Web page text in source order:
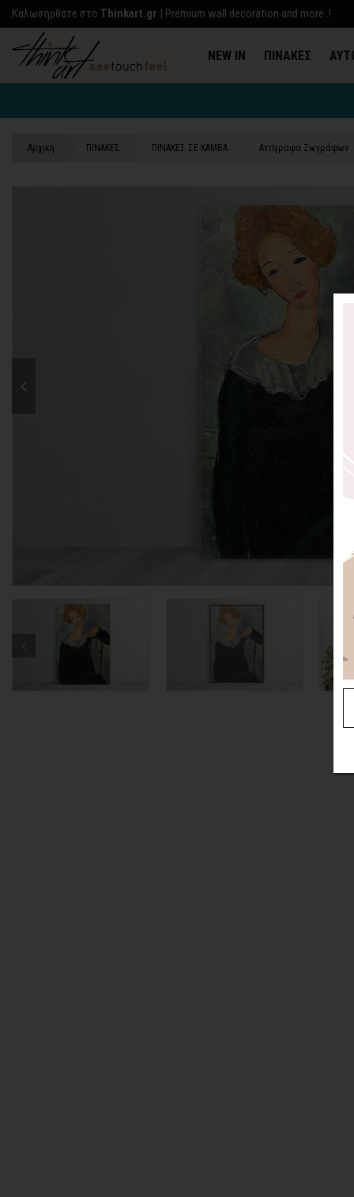
Kαλωσήρθατε στο Thinkart.gr | Premium wall decoration and more..!
NEW IN ΠΙΝΑΚΕΣ
Αρχική ΠΙΝΑΚΕΣ ΠΙΝΑΚΕΣ ΣΕ ΚΑΜΒΑ Αντίγραφα Ζωγράφων